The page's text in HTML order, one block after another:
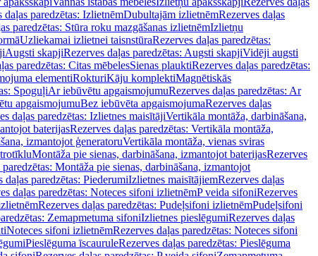
daļas paredzētas: IzlietnēmDubultajām izlietnēmRezerves daļas
paredzētas: Stūra roku mazgāšanas izlietnēmIzlietņu
Uzliekamai izlietnei taisnstūraRezerves daļas paredzētas:
Augsti skapjiRezerves daļas paredzētas: Augsti skapjiVidēji augsti
paredzētas: Citas mēbelesSienas plauktiRezerves daļas paredzētas:
elementiRokturiKāju komplektiMagnētiskās
SpoguļiAr iebūvētu apgaismojumuRezerves daļas paredzētas: Ar
apgaismojumuBez iebūvēta apgaismojumaRezerves daļas
daļas paredzētas: Izlietnes maisītājiVertikāla montāža, darbināšana,
baterijasRezerves daļas paredzētas: Vertikāla montāža,
izmantojot ģeneratoruVertikāla montāža, vienas sviras
Montāža pie sienas, darbināšana, izmantojot baterijasRezerves
paredzētas: Montāža pie sienas, darbināšana, izmantojot
daļas paredzētas: PiederumiIzlietnes maisītājiemRezerves daļas
daļas paredzētas: Noteces sifoni izlietnēmP veida sifoniRezerves
Rezerves daļas paredzētas: Pudeļsifoni izlietnēmPudeļsifoni
Zemapmetuma sifoniIzlietnes pieslēgumiRezerves daļas
Noteces sifoni izlietnēmRezerves daļas paredzētas: Noteces sifoni
Pieslēguma īscauruleRezerves daļas paredzētas: Pieslēguma